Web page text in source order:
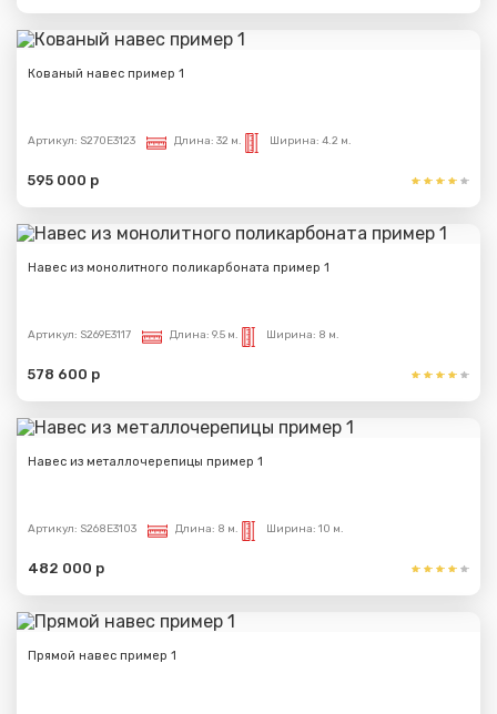
Кованый навес пример 1
Артикул: S270E3123 Длина: 32 м. Ширина: 4.2 м.
595 000 р
Навес из монолитного поликарбоната пример 1
Артикул: S269E3117 Длина: 9.5 м. Ширина: 8 м.
578 600 р
Навес из металлочерепицы пример 1
Артикул: S268E3103 Длина: 8 м. Ширина: 10 м.
482 000 р
Прямой навес пример 1